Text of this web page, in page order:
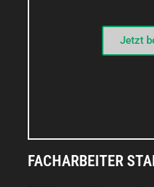
Jetzt
FACHARBEITER